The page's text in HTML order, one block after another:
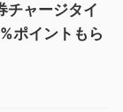
ャージタイ
ポイントもら